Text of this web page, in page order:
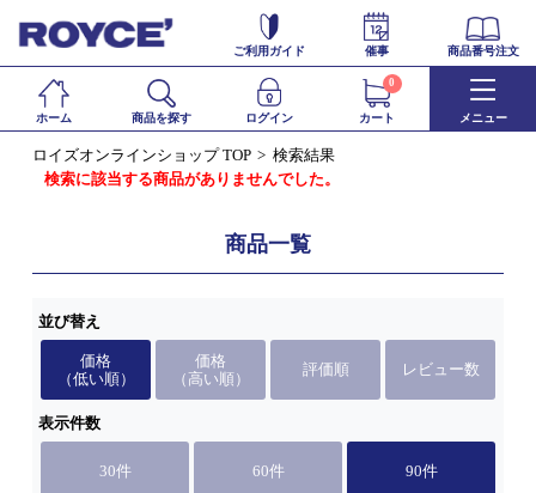
ご利用ガイド 催事 商品番号注文
ホーム 商品を探す ログイン カート
0
メニュー
ロイズオンラインショップ TOP
検索結果
検索に該当する商品がありませんでした。
商品一覧
並び替え
価格
（低い順）
価格
（高い順）
評価順 レビュー数
表示件数
30件 60件 90件